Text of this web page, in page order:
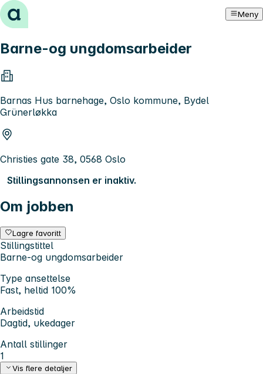
Hopp til innhold Meny
Barne-og ungdomsarbeider
Barnas Hus barnehage, Oslo kommune, Bydel
Grünerløkka
Christies gate 38, 0568 Oslo
Stillingsannonsen er inaktiv.
Om jobben
Lagre favoritt
Stillingstittel
Barne-og ungdomsarbeider
Type ansettelse
Fast, heltid 100%
Arbeidstid
Dagtid, ukedager
Antall stillinger
1
Vis flere detaljer